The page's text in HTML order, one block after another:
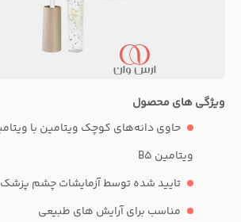
ویژگی های محصول
ویتامین B5
تایید شده توسط آزمایشات چشم پزشک
مناسب برای آرایش های طبیعی